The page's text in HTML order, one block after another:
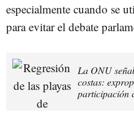
especialmente cuando se
para evitar el debate
La ONU
costas:
participación